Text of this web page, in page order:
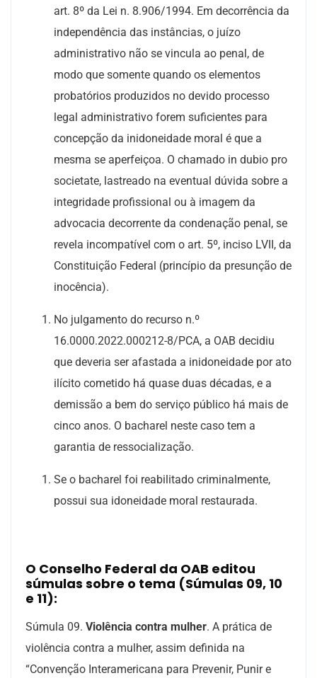
art. 8º da Lei n. 8.906/1994. Em decorrência da
independência das instâncias, o juízo
administrativo não se vincula ao penal, de
modo que somente quando os elementos
probatórios produzidos no devido processo
legal administrativo forem suficientes para
concepção da inidoneidade moral é que a
mesma se aperfeiçoa. O chamado in dubio pro
societate, lastreado na eventual dúvida sobre a
integridade profissional ou à imagem da
advocacia decorrente da condenação penal, se
revela incompatível com o art. 5º, inciso LVII, da
Constituição Federal (princípio da presunção de
inocência).
No julgamento do recurso n.º
16.0000.2022.000212-8/PCA, a OAB decidiu
que deveria ser afastada a inidoneidade por ato
ilícito cometido há quase duas décadas, e a
demissão a bem do serviço público há mais de
cinco anos. O bacharel neste caso tem a
garantia de ressocialização.
Se o bacharel foi reabilitado criminalmente,
possui sua idoneidade moral restaurada.
O Conselho Federal da OAB editou
súmulas sobre o tema (Súmulas 09, 10
e 11):
Súmula 09. Violência contra mulher. A prática de
violência contra a mulher, assim definida na
“Convenção Interamericana para Prevenir, Punir e